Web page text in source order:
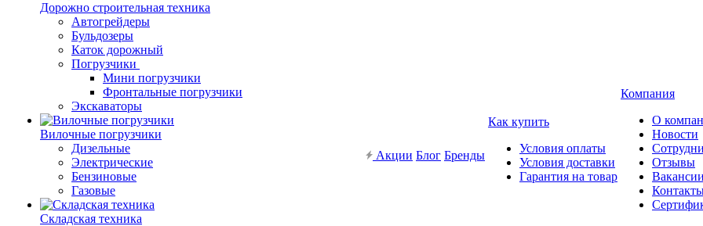
Дорожно строительная техника
Автогрейдеры
Бульдозеры
Каток дорожный
Погрузчики
Мини погрузчики
Фронтальные погрузчики
Экскаваторы
Вилочные погрузчики
Дизельные
Электрические
Бензиновые
Газовые
Складская техника
Акции Блог Бренды
Как купить
Условия оплаты
Условия доставки
Гарантия на товар
Компания
О
Новости
Отзывы